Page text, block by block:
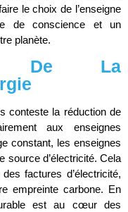
le choix de l’enseigne
de conscience et un
planète.
De La
conteste la réduction de
aux enseignes
constant, les enseignes
source d’électricité. Cela
factures d’électricité,
empreinte carbone. En
est au cœur des